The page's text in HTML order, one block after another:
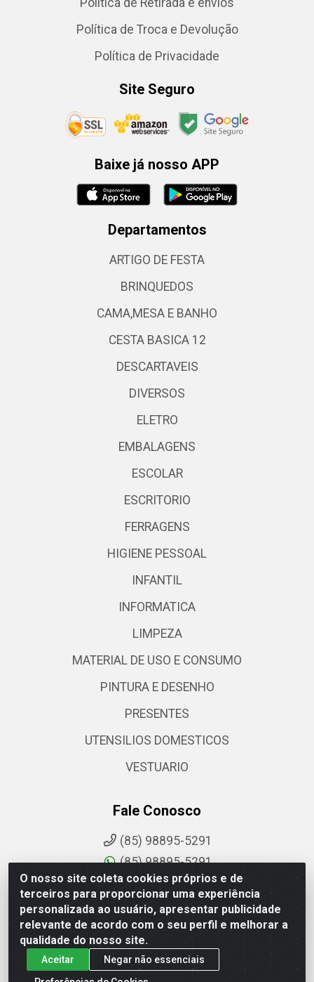
O nosso site coleta cookies próprios e de
terceiros para proporcionar uma experiência
personalizada ao usuário, apresentar publicidade
relevante de acordo com o seu perfil e melhorar a
qualidade do nosso site.
Aceitar
Negar não essenciais
Política de Retirada e envios
Política de Troca e Devolução
Política de Privacidade
Site Seguro
Baixe já nosso APP
Departamentos
ARTIGO DE FESTA
BRINQUEDOS
CAMA,MESA E BANHO
CESTA BASICA 12
DESCARTAVEIS
DIVERSOS
ELETRO
EMBALAGENS
ESCOLAR
ESCRITORIO
FERRAGENS
HIGIENE PESSOAL
INFANTIL
INFORMATICA
LIMPEZA
MATERIAL DE USO E CONSUMO
PINTURA E DESENHO
PRESENTES
UTENSILIOS DOMESTICOS
VESTUARIO
Fale Conosco
(85) 98895-5291
(85) 98895-5291
sac@comdantas.com.br
Fale Conosco
Instagram
Facebook